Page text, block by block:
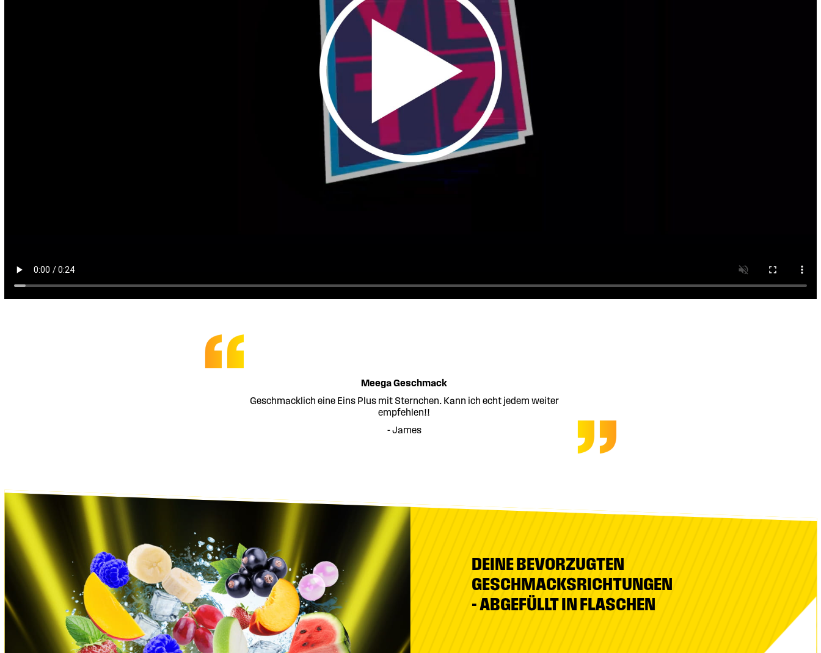
Meega Geschmack
Geschmacklich eine Eins Plus mit Sternchen. Kann ich echt jedem weiter
empfehlen!!
- James
DEINE BEVORZUGTEN
GESCHMACKSRICHTUNGEN
- ABGEFÜLLT IN FLASCHEN